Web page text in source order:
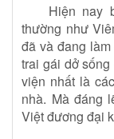
Hiện nay
thường như
đã và đang
trai gái dở
viện nhất là
nhà. Mà đáng
Việt đương đại